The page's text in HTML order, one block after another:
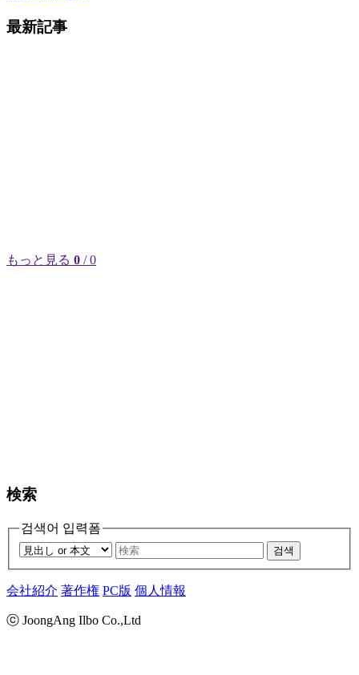
最新記事
もっと見る 0 / 0
検索
검색어 입력폼
검색
会社紹介 著作権 PC版 個人情報
ⓒ JoongAng Ilbo Co.,Ltd